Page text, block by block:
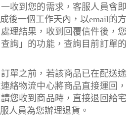
收到您的需求，客服人員會即
後一個工作天內，以email的方
理結果，收到回覆信件後，您
詢」的功能，查詢目前訂單的
單之前，若該商品已在配送途
絡物流中心將商品直接運回，
您收到商品時，直接退回給宅
人員為您辦理退貨。